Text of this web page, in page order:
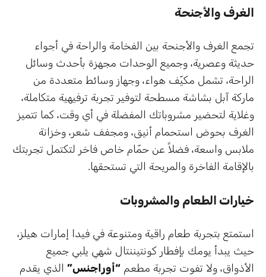
الغرف والأجنحة
تجمع الغرف والأجنحة بين الفخامة والراحة في أجواء
حديثة وعصرية، وجميع الوحدات مجهزة بأحدث وسائل
الراحة، تشمل مكيّف هواء، وجهاز وسائط متعددة من
ماركة آبل بشاشة مسطحة لتوفير تجربة ترفيهية متكاملة،
وغلاية لتحضير مشروباتك المفضلة في أي وقت، كما تتميز
الغرف بحوض استحمام أنيق، ومجفف شعر، وخزانة
ملابس واسعة، فضلاً عن حمّام خاص فاخر لتكتمل تجربتك
بالإقامة الفاخرة والمريحة التي تستحقها.
خيارات الطعام والمشروبات
استمتع بتجربة طعام راقية ومتنوعة في فيدا إمارات هيلز،
حيث يبدأ يومك بإفطار كونتيننتال شهي يلبي جميع
الأذواق، ولا تفوت تجربة مطعم “أوراجنس” الذي يقدم